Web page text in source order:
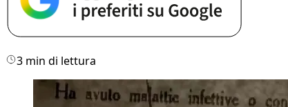
3 min di lettura